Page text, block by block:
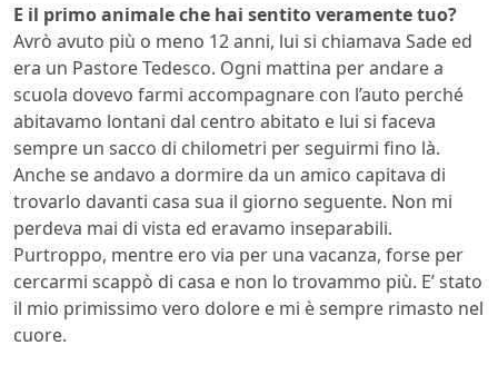
E il primo animale che hai sentito veramente tuo?
Avrò avuto più o meno 12 anni, lui si chiamava Sade ed
era un Pastore Tedesco. Ogni mattina per andare a
scuola dovevo farmi accompagnare con l’auto perché
abitavamo lontani dal centro abitato e lui si faceva
sempre un sacco di chilometri per seguirmi fino là.
Anche se andavo a dormire da un amico capitava di
trovarlo davanti casa sua il giorno seguente. Non mi
perdeva mai di vista ed eravamo inseparabili.
Purtroppo, mentre ero via per una vacanza, forse per
cercarmi scappò di casa e non lo trovammo più. E’ stato
il mio primissimo vero dolore e mi è sempre rimasto nel
cuore.